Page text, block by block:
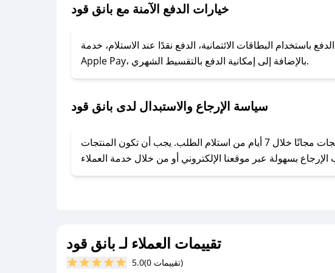
للحصول على كوبونات وخصومات حصرية، قم بما يلي:
- اضغط على أيقونة متابعة لمتجر بانق قود في تطبيق صحصح.
- تابع حسابنا الرسمي على تويتر وقم بتفعيل زر التنبيهات.
خيارات الدفع الآمنة مع بانق قود
باستخدام البطاقات الائتمانية، الدفع نقدًا عند الاستلام، خدمة
Apple Pay، بالإضافة إلى إمكانية الدفع بالتقسيط الشهري.
سياسة الإرجاع والاستبدال لدى بانق قود
يحرص بانق قود على توفير تجربة تسوق آمنة ومريحة لعملائه، حيث يمكنك استرجاع أو استبدال المنتجات مجانًا خلال 7 أيام من استلام الطلب. يجب أن تكون المنتجات
تقييمات العملاء لـ بانق قود
5.0 (0 تقييمات)